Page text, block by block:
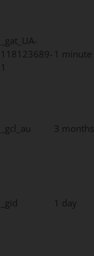
_gat_UA-
118123689-
1
1 minute
_gcl_au 3 months
_gid 1 day